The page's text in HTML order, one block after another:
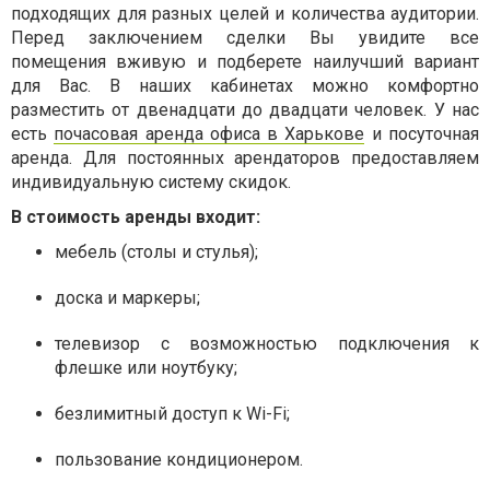
подходящих для разных целей и количества аудитории.
Перед заключением сделки Вы увидите все
помещения вживую и подберете наилучший вариант
для Вас. В наших кабинетах можно комфортно
разместить от двенадцати до двадцати человек. У нас
есть почасовая аренда офиса в Харькове и посуточная
аренда. Для постоянных арендаторов предоставляем
индивидуальную систему скидок.
В стоимость аренды входит:
мебель (столы и стулья);
доска и маркеры;
телевизор с возможностью подключения к
флешке или ноутбуку;
безлимитный доступ к Wi-Fi;
пользование кондиционером.